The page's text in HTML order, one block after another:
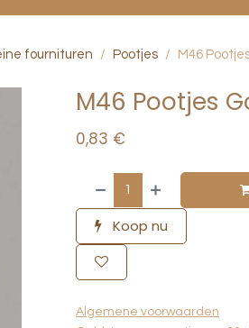
fournituren Pootjes M46
M46 Pootjes
0,83 €
Koop nu
Algemene voorwaarden